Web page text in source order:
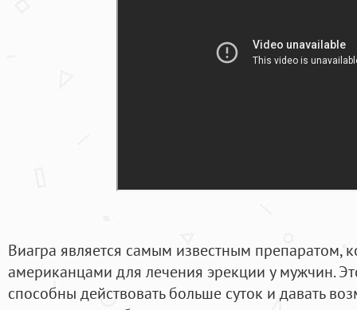
Виагра является самым известным препаратом,
американцами для лечения эрекции у мужчин.
способны действовать больше суток и давать